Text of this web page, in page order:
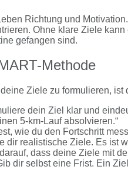
Richtung und
Ohne klare Ziele
gefangen sind.
Methode
Ziele zu formulieren, ist
dein Ziel klar und
5-km-Lauf absolvieren.“
wie du den Fortschritt
dir realistische Ziele. Es ist
dass deine Ziele mit
dir selbst eine Frist. Ein